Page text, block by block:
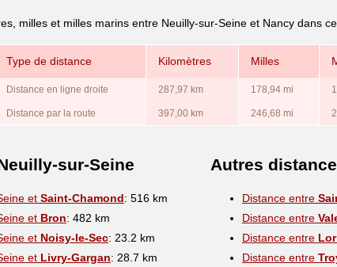
milles et milles marins entre Neuilly-sur-Seine et Nancy dans
Type de distance Kilomètres Milles
Distance en ligne droite 287,97 km 178,94 mi
Distance par la route 397,00 km 246,68 mi
sur-Seine
et Saint-Chamond: 516 km
et Bron: 482 km
et Noisy-le-Sec: 23.2 km
et Livry-Gargan: 28.7 km
Autres
Distance entre
Distance entre
Distance entre
Distance entre